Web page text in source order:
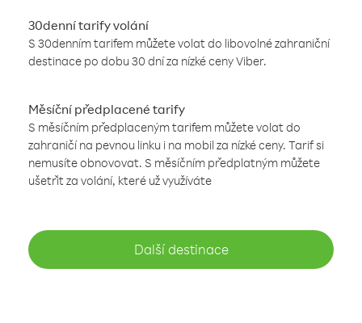
30denní tarify volání
S 30denním tarifem můžete volat do libovolné zahraniční
destinace po dobu 30 dní za nízké ceny Viber.
Měsíční předplacené tarify
S měsíčním předplaceným tarifem můžete volat do
zahraničí na pevnou linku i na mobil za nízké ceny. Tarif si
nemusíte obnovovat. S měsíčním předplatným můžete
ušetřit za volání, které už využíváte
Další destinace